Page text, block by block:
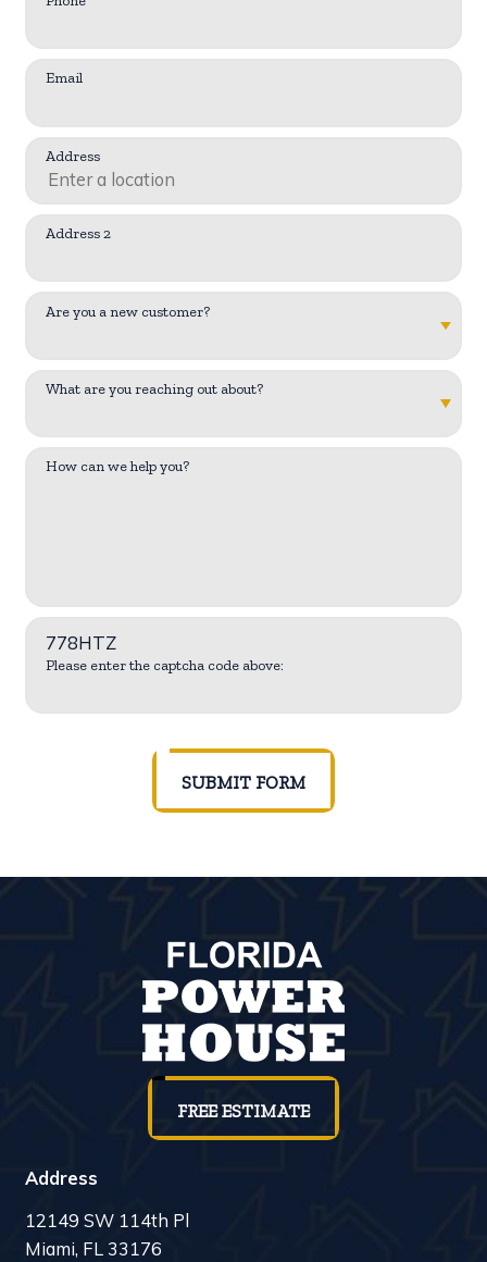
Email
Address
Address 2
Are you a new customer?
What are you reaching out about?
How can we help you?
778HTZ
Please enter the captcha code above:
SUBMIT FORM
FREE ESTIMATE
Address
12149 SW 114th Pl
Miami, FL 33176